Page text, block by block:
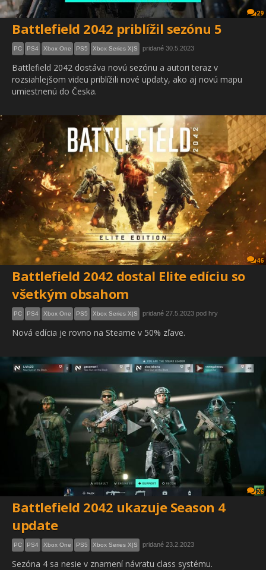
29
Battlefield 2042 priblížil sezónu 5
PC PS4 Xbox One PS5 Xbox Series X|S pridané 30.5.2023
Battlefield 2042 dostáva novú sezónu a autori teraz v
rozsiahlejšom videu priblížili nové updaty, ako aj novú mapu
umiestnenú do Česka.
46
Battlefield 2042 dostal Elite edíciu so
všetkým obsahom
PC PS4 Xbox One PS5 Xbox Series X|S pridané 27.5.2023 pod hry
Nová edícia je rovno na Steame v 50% zľave.
26
Battlefield 2042 ukazuje Season 4
update
PC PS4 Xbox One PS5 Xbox Series X|S pridané 23.2.2023
Sezóna 4 sa nesie v znamení návratu class systému.